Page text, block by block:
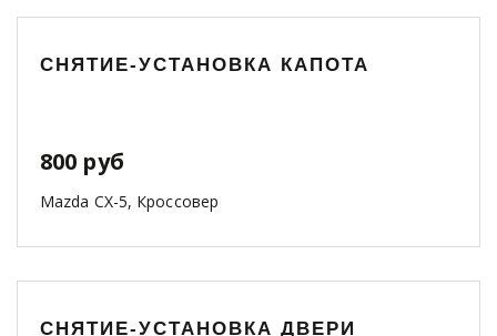
СНЯТИЕ-УСТАНОВКА КАПОТА
800 руб
Mazda CX-5, Кроссовер
СНЯТИЕ-УСТАНОВКА ДВЕРИ